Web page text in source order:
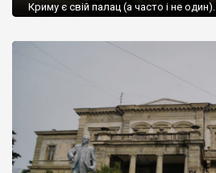
Криму є свій палац (а часто і не один).